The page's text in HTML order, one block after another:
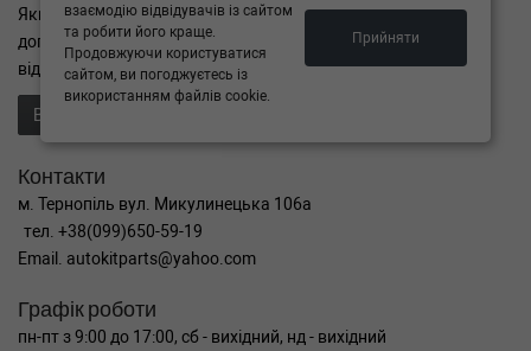
Якщо Ви не знайшли потрібні запчастини, або Вам потрібна
допомога в підборі,
відправте нам запит - ми Вам допоможемо
Відправити запит продавцю
Контакти
м. Тернопіль вул. Микулинецька 106а
тел. +38(099)650-59-19
Email. autokitparts@yahoo.com
Графік роботи
пн-пт з 9:00 до 17:00, сб - вихідний, нд - вихідний
взаємодію відвідувачів із сайтом
та робити його краще.
Продовжуючи користуватися
сайтом, ви погоджуєтесь із
використанням файлів cookie.
Прийняти